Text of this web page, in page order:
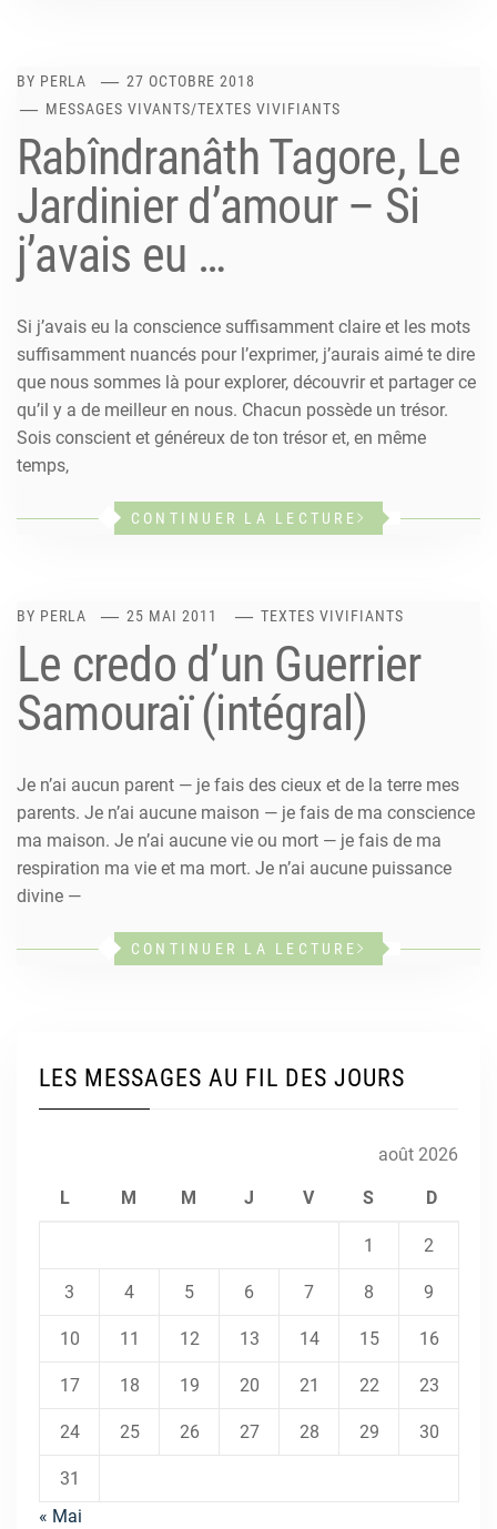
BY PERLA
27 OCTOBRE 2018
MESSAGES VIVANTS/TEXTES VIVIFIANTS
Rabîndranâth Tagore, Le
Jardinier d’amour – Si
j’avais eu …
Si j’avais eu la conscience suffisamment claire et les mots
suffisamment nuancés pour l’exprimer, j’aurais aimé te dire
que nous sommes là pour explorer, découvrir et partager ce
qu’il y a de meilleur en nous. Chacun possède un trésor.
Sois conscient et généreux de ton trésor et, en même
temps,
CONTINUER LA LECTURE
BY PERLA 25 MAI 2011 TEXTES VIVIFIANTS
Le credo d’un Guerrier
Samouraï (intégral)
Je n’ai aucun parent — je fais des cieux et de la terre mes
parents. Je n’ai aucune maison — je fais de ma conscience
ma maison. Je n’ai aucune vie ou mort — je fais de ma
respiration ma vie et ma mort. Je n’ai aucune puissance
divine —
CONTINUER LA LECTURE
LES MESSAGES AU FIL DES JOURS
août 2026
L M M J V S D
1 2
3 4 5 6 7 8 9
10 11 12 13 14 15 16
17 18 19 20 21 22 23
24 25 26 27 28 29 30
31
« Mai